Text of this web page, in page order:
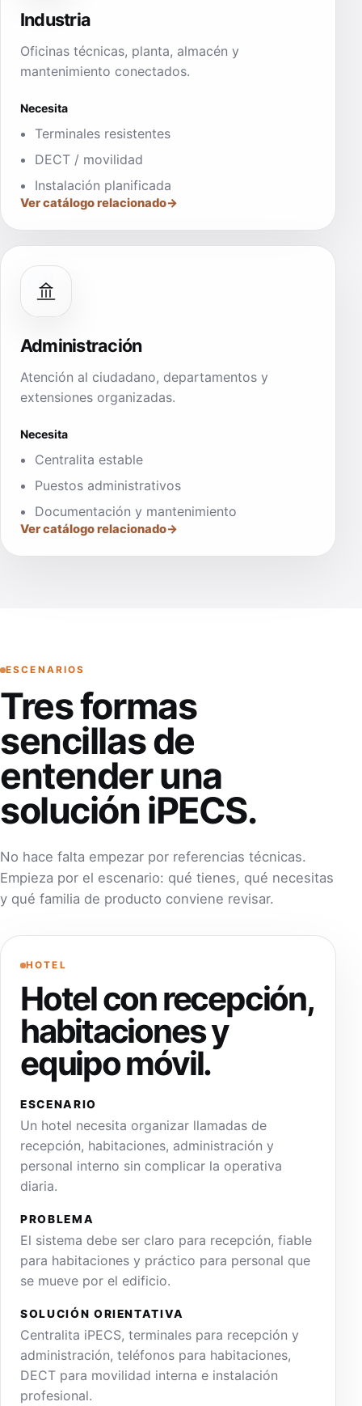
Industria
Oficinas técnicas, planta, almacén y
mantenimiento conectados.
Necesita
Terminales resistentes
DECT / movilidad
Instalación planificada
Ver catálogo relacionado
Administración
Atención al ciudadano, departamentos y
extensiones organizadas.
Necesita
Centralita estable
Puestos administrativos
Documentación y mantenimiento
Ver catálogo relacionado
ESCENARIOS
Tres formas
sencillas de
entender una
solución iPECS.
No hace falta empezar por referencias técnicas.
Empieza por el escenario: qué tienes, qué necesitas
y qué familia de producto conviene revisar.
HOTEL
Hotel con recepción,
habitaciones y
equipo móvil.
ESCENARIO
Un hotel necesita organizar llamadas de
recepción, habitaciones, administración y
personal interno sin complicar la operativa
diaria.
PROBLEMA
El sistema debe ser claro para recepción, fiable
para habitaciones y práctico para personal que
se mueve por el edificio.
SOLUCIÓN ORIENTATIVA
Centralita iPECS, terminales para recepción y
administración, teléfonos para habitaciones,
DECT para movilidad interna e instalación
profesional.